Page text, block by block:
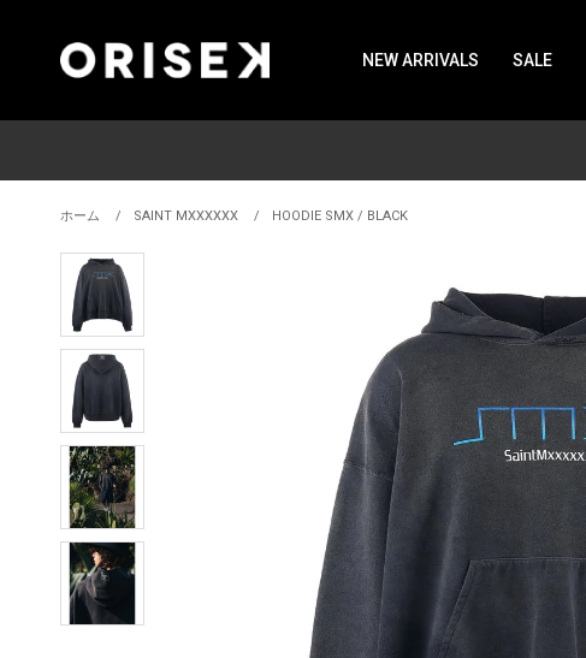
NEW ARRIVALS SALE
ホーム SAINT MXXXXXX HOODIE SMX / BLACK